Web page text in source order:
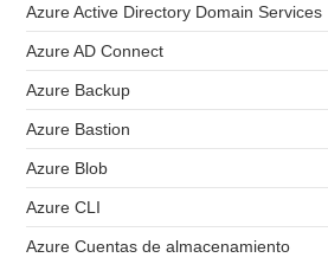
Azure Active Directory Domain Services
Azure AD Connect
Azure Backup
Azure Bastion
Azure Blob
Azure CLI
Azure Cuentas de almacenamiento